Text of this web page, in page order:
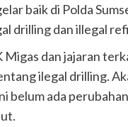
baik di Polda
drilling dan illegal
Migas dan jajaran
ilegal drilling.
belum ada